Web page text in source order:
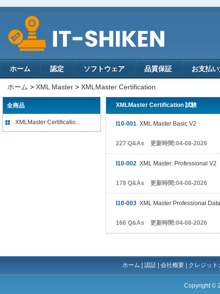
ホーム 認定 ソフトウェア 品質保証 お支払
ホーム > XML Master > XMLMaster Certification
全商品
XMLMaster Certificatio...
XMLMaster Certification 試験
I10-001 XML Master Basic V2
227 Q&As 更新時間:04-08-2026
I10-002 XML Master: Professional V2
178 Q&As 更新時間:04-08-2026
I10-003 XML Master Professional
166 Q&As 更新時間:04-08-2026
ホーム 認証 会社概要 クレジッ
Copyright ©